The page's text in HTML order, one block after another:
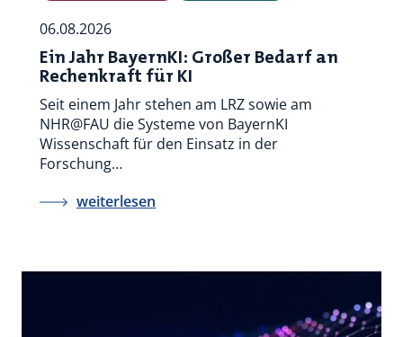
06.08.2026
Ein Jahr BayernKI: Großer Bedarf an
Rechenkraft für KI
Seit einem Jahr stehen am LRZ sowie am
NHR@FAU die Systeme von BayernKI
Wissenschaft für den Einsatz in der
Forschung…
weiterlesen